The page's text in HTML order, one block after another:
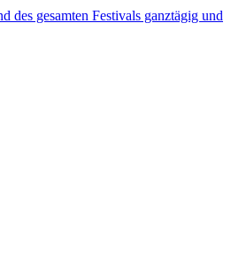
gesamten Festivals ganztägig und